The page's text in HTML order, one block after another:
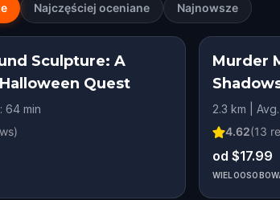
Najczęściej oceniane Najnowsze
Sculpture: A
Quest
64 min
Murder
2.3 km |
4.62(13
od $17.99